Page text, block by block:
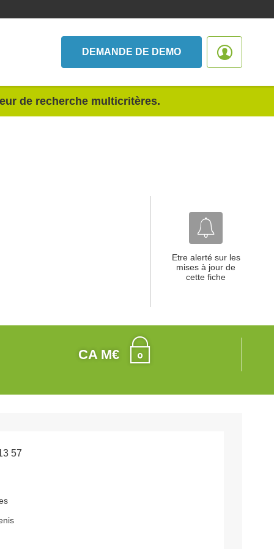
DEMANDE DE DEMO
de recherche multicritères.
Etre alerté sur les
mises à jour de
cette fiche
CA M€
57